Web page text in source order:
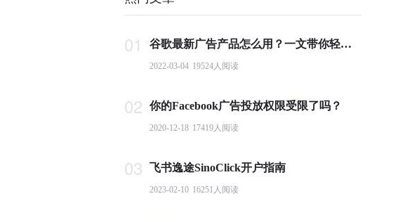
01 谷歌最新广告产品怎么用？一文带你轻松掌握PMax投放要点
2022-03-04 19524人阅读
02 你的Facebook广告投放权限受限了吗？
2020-12-18 17419人阅读
03 飞书逸途SinoClick开户指南
2023-02-10 16251 人阅读